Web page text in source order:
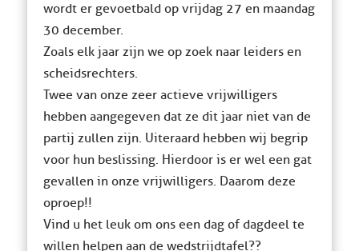
wordt er gevoetbald op vrijdag 27 en maandag
30 december.
Zoals elk jaar zijn we op zoek naar leiders en
scheidsrechters.
Twee van onze zeer actieve vrijwilligers
hebben aangegeven dat ze dit jaar niet van de
partij zullen zijn. Uiteraard hebben wij begrip
voor hun beslissing. Hierdoor is er wel een gat
gevallen in onze vrijwilligers. Daarom deze
oproep!!
Vind u het leuk om ons een dag of dagdeel te
willen helpen aan de wedstrijdtafel??